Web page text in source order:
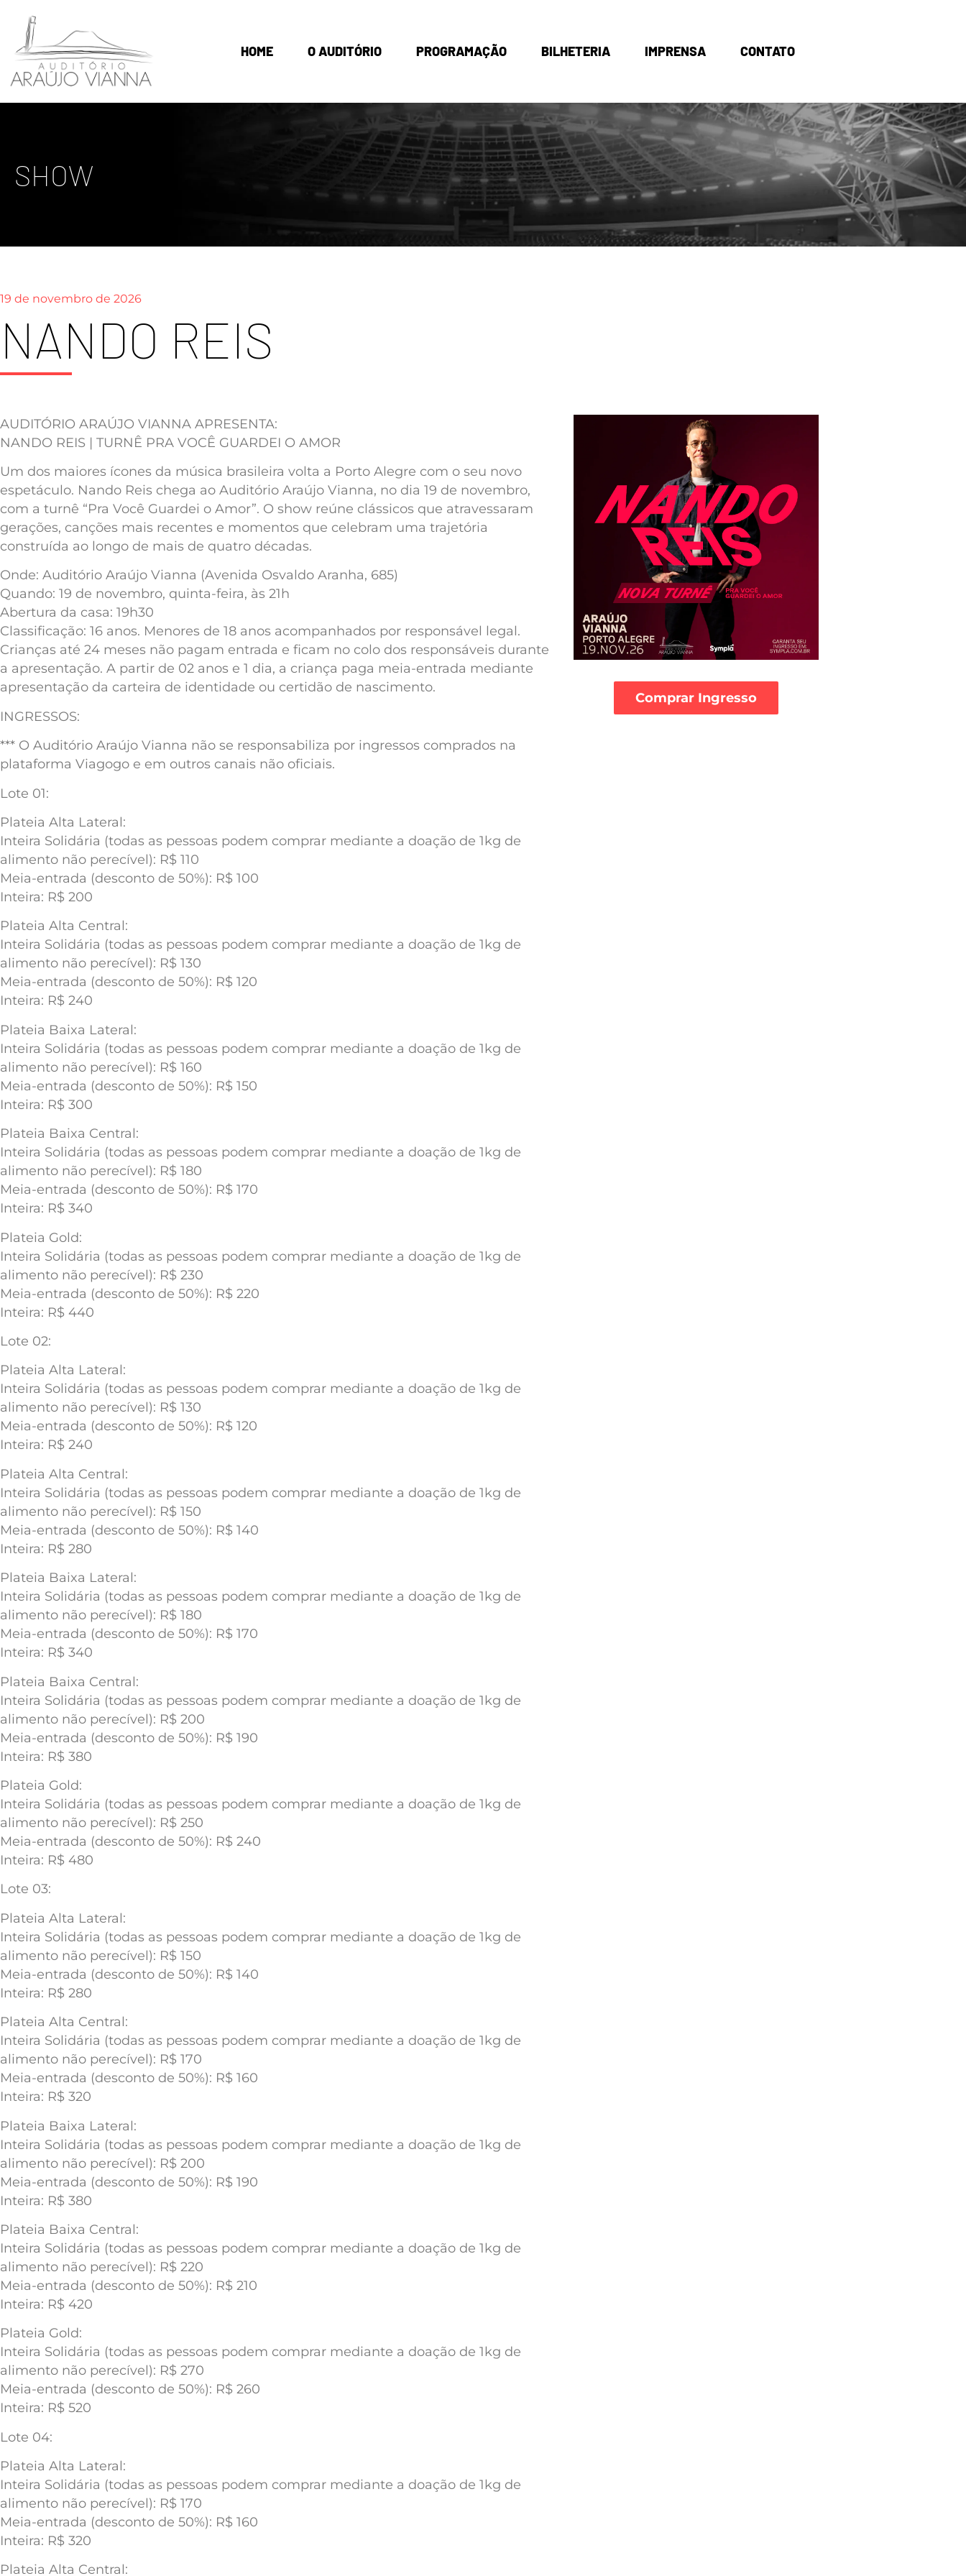
HOME O AUDITÓRIO PROGRAMAÇÃO BILHETERIA IMPRENSA CONTATO
SHOW
19 de novembro de 2026
NANDO REIS
AUDITÓRIO ARAÚJO VIANNA APRESENTA:
NANDO REIS | TURNÊ PRA VOCÊ GUARDEI O AMOR
Um dos maiores ícones da música brasileira volta a Porto Alegre com o seu novo
espetáculo. Nando Reis chega ao Auditório Araújo Vianna, no dia 19 de novembro,
com a turnê “Pra Você Guardei o Amor”. O show reúne clássicos que atravessaram
gerações, canções mais recentes e momentos que celebram uma trajetória
construída ao longo de mais de quatro décadas.
Onde: Auditório Araújo Vianna (Avenida Osvaldo Aranha, 685)
Quando: 19 de novembro, quinta-feira, às 21h
Abertura da casa: 19h30
Classificação: 16 anos. Menores de 18 anos acompanhados por responsável legal.
Crianças até 24 meses não pagam entrada e ficam no colo dos responsáveis durante
a apresentação. A partir de 02 anos e 1 dia, a criança paga meia-entrada mediante
apresentação da carteira de identidade ou certidão de nascimento.
INGRESSOS:
*** O Auditório Araújo Vianna não se responsabiliza por ingressos comprados na
plataforma Viagogo e em outros canais não oficiais.
Lote 01:
Plateia Alta Lateral:
Inteira Solidária (todas as pessoas podem comprar mediante a doação de 1kg de
alimento não perecível): R$ 110
Meia-entrada (desconto de 50%): R$ 100
Inteira: R$ 200
Plateia Alta Central:
Inteira Solidária (todas as pessoas podem comprar mediante a doação de 1kg de
alimento não perecível): R$ 130
Meia-entrada (desconto de 50%): R$ 120
Inteira: R$ 240
Plateia Baixa Lateral:
Inteira Solidária (todas as pessoas podem comprar mediante a doação de 1kg de
alimento não perecível): R$ 160
Meia-entrada (desconto de 50%): R$ 150
Inteira: R$ 300
Plateia Baixa Central:
Inteira Solidária (todas as pessoas podem comprar mediante a doação de 1kg de
alimento não perecível): R$ 180
Meia-entrada (desconto de 50%): R$ 170
Inteira: R$ 340
Plateia Gold:
Inteira Solidária (todas as pessoas podem comprar mediante a doação de 1kg de
alimento não perecível): R$ 230
Meia-entrada (desconto de 50%): R$ 220
Inteira: R$ 440
Lote 02:
Plateia Alta Lateral:
Inteira Solidária (todas as pessoas podem comprar mediante a doação de 1kg de
alimento não perecível): R$ 130
Meia-entrada (desconto de 50%): R$ 120
Inteira: R$ 240
Plateia Alta Central:
Inteira Solidária (todas as pessoas podem comprar mediante a doação de 1kg de
alimento não perecível): R$ 150
Meia-entrada (desconto de 50%): R$ 140
Inteira: R$ 280
Plateia Baixa Lateral:
Inteira Solidária (todas as pessoas podem comprar mediante a doação de 1kg de
alimento não perecível): R$ 180
Meia-entrada (desconto de 50%): R$ 170
Inteira: R$ 340
Plateia Baixa Central:
Inteira Solidária (todas as pessoas podem comprar mediante a doação de 1kg de
alimento não perecível): R$ 200
Meia-entrada (desconto de 50%): R$ 190
Inteira: R$ 380
Plateia Gold:
Inteira Solidária (todas as pessoas podem comprar mediante a doação de 1kg de
alimento não perecível): R$ 250
Meia-entrada (desconto de 50%): R$ 240
Inteira: R$ 480
Lote 03:
Plateia Alta Lateral:
Inteira Solidária (todas as pessoas podem comprar mediante a doação de 1kg de
alimento não perecível): R$ 150
Meia-entrada (desconto de 50%): R$ 140
Inteira: R$ 280
Plateia Alta Central:
Inteira Solidária (todas as pessoas podem comprar mediante a doação de 1kg de
alimento não perecível): R$ 170
Meia-entrada (desconto de 50%): R$ 160
Inteira: R$ 320
Plateia Baixa Lateral:
Inteira Solidária (todas as pessoas podem comprar mediante a doação de 1kg de
alimento não perecível): R$ 200
Meia-entrada (desconto de 50%): R$ 190
Inteira: R$ 380
Plateia Baixa Central:
Inteira Solidária (todas as pessoas podem comprar mediante a doação de 1kg de
alimento não perecível): R$ 220
Meia-entrada (desconto de 50%): R$ 210
Inteira: R$ 420
Plateia Gold:
Inteira Solidária (todas as pessoas podem comprar mediante a doação de 1kg de
alimento não perecível): R$ 270
Meia-entrada (desconto de 50%): R$ 260
Inteira: R$ 520
Lote 04:
Plateia Alta Lateral:
Inteira Solidária (todas as pessoas podem comprar mediante a doação de 1kg de
alimento não perecível): R$ 170
Meia-entrada (desconto de 50%): R$ 160
Inteira: R$ 320
Plateia Alta Central:
Comprar Ingresso